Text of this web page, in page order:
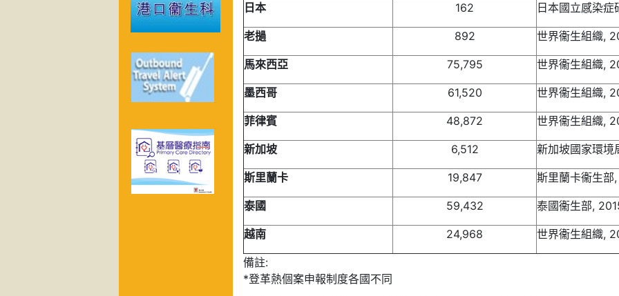
日本 162 日本國立感染症
老撾 892 世界衞生組織,
馬來西亞 75,795 世界衞生組織,
墨西哥 61,520 世界衞生組織,
菲律賓 48,872 世界衞生組織,
新加坡 6,512 新加坡國家環境
斯里蘭卡 19,847 斯里蘭卡衞生部
泰國 59,432 泰國衞生部,
越南 24,968 世界衞生組織,
備註:
*登革熱個案申報制度各國不同